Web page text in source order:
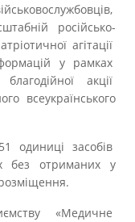
російсько-
агітації
у рамках
акції
всеукраїнського
одиниці засобів
без отриманих у
«Медичне